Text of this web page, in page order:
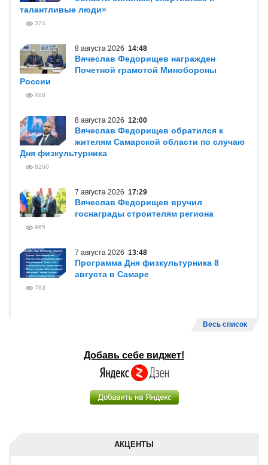
талантливые люди»
374
8 августа 2026 14:48
Вячеслав Федорищев награжден
Почетной грамотой Минобороны
России
488
8 августа 2026 12:00
Вячеслав Федорищев обратился к
жителям Самарской области по случаю
Дня физкультурника
8260
7 августа 2026 17:29
Вячеслав Федорищев вручил
госнаграды строителям региона
965
7 августа 2026 13:48
Программа Дня физкультурника 8
августа в Самаре
783
Весь список
Добавь себе виджет!
АКЦЕНТЫ